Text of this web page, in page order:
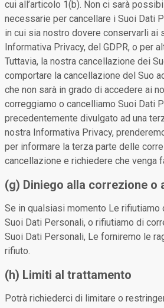
cui all’articolo 1(b). Non ci sarà
necessarie per cancellare i Suoi Dati
in cui sia nostro dovere conservarli ai
Informativa Privacy, del GDPR, o per
Tuttavia, la nostra cancellazione dei
comportare la cancellazione del Suo
che non sarà in grado di accedere ai
correggiamo o cancelliamo Suoi Dati
precedentemente divulgato ad una
nostra Informativa Privacy,
per informare la terza parte delle
cancellazione e richiedere che venga
(g) Diniego alla correzione o
Se in qualsiasi momento Le rifiutiamo
Suoi Dati Personali, o rifiutiamo di
Suoi Dati Personali, Le forniremo le
rifiuto.
(h) Limiti al trattamento
Potrà richiederci di limitare o